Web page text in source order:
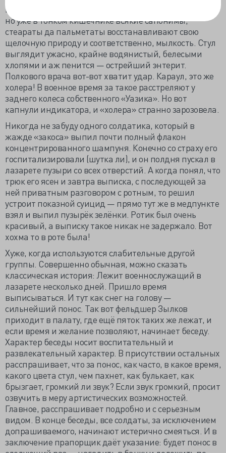
нейтрализуется порядочная доля такого «десерта»,
но уже в тонком кишечнике всякие сапонимы,
стеараты да пальметаты восстанавливают свою
щелочную природу и соответственно, мылкость. Стул
выглядит ужасно, крайне водянистый, белесыми
хлопями и аж пенится — острейший энтерит.
Полкового врача вот-вот хватит удар. Караул, это же
холера! В военное время за такое расстреляют у
заднего колеса собственного «Уазика». Но вот
капнули индикатора, и «холера» странно зарозовела.
Никогда не забуду одного солдатика, который в
жажде «закоса» выпил почти полный флакон
концентрированного шампуня. Конечно со страху его
госпитализировали (шутка ли), и он полдня пускал в
лазарете пузыри со всех отверстий. А когда понял, что
трюк его ясен и завтра выписка, с последующей за
ней приватным разговором с ротным, то решил
устроит показной суицид — прямо тут же в медпункте
взял и выпил пузырёк зелёнки. Ротик был очень
красивый, а выписку такое никак не задержало. Вот
хохма то в роте была!
Хуже, когда используются слабительные другой
группы. Совершенно обычная, можно сказать
классическая история: Лежит военнослужащий в
лазарете несколько дней. Пришло время
выписываться. И тут как снег на голову —
сильнейший понос. Так вот фельдшер Зылков
приходит в палату, где ещё пяток таких же лежат, и
если время и желание позволяют, начинает беседу.
Характер беседы носит воспитательный и
развлекательный характер. В присутствии остальных
расспрашивает, что за понос, как часто, в какое время,
какого цвета стул, чем пахнет, как булькает, как
брызгает, громкий ли звук? Если звук громкий, просит
озвучить в меру артистических возможностей.
Главное, расспрашивает подробно и с серьезным
видом. В конце беседы, все солдаты, за исключением
допрашиваемого, начинают истерично смеяться. И в
заключение прапорщик даёт указание: будет понос в